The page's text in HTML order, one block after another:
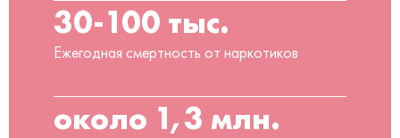
30-100 тыс.
Ежегодная смертность от наркотиков
около 1,3 млн.